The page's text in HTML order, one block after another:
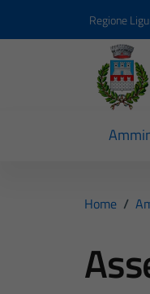
Regione
Home /